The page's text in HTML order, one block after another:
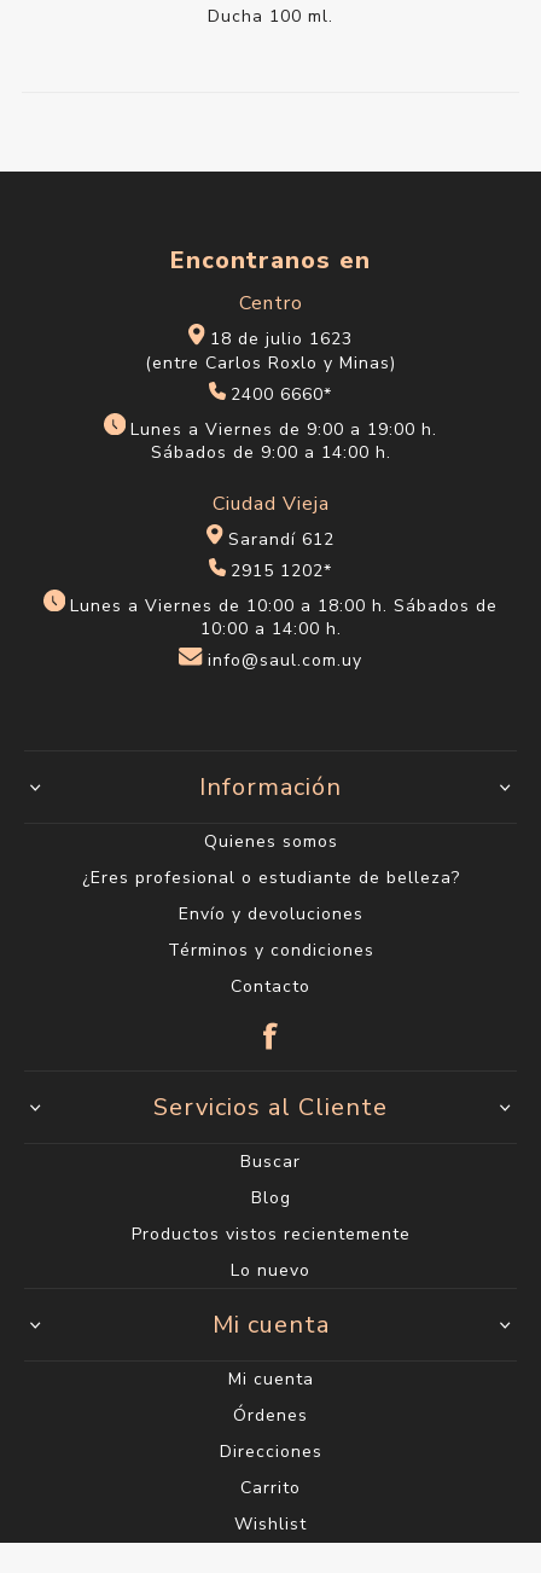
Ducha 100 ml.
Encontranos en
Centro
18 de julio 1623
(entre Carlos Roxlo y Minas)
2400 6660*
Lunes a Viernes de 9:00 a 19:00 h.
Sábados de 9:00 a 14:00 h.
Ciudad Vieja
Sarandí 612
2915 1202*
Lunes a Viernes de 10:00 a 18:00 h. Sábados de
10:00 a 14:00 h.
info@saul.com.uy
Información
Quienes somos
¿Eres profesional o estudiante de belleza?
Envío y devoluciones
Términos y condiciones
Contacto
Servicios al Cliente
Buscar
Blog
Productos vistos recientemente
Lo nuevo
Mi cuenta
Mi cuenta
Órdenes
Direcciones
Carrito
Wishlist